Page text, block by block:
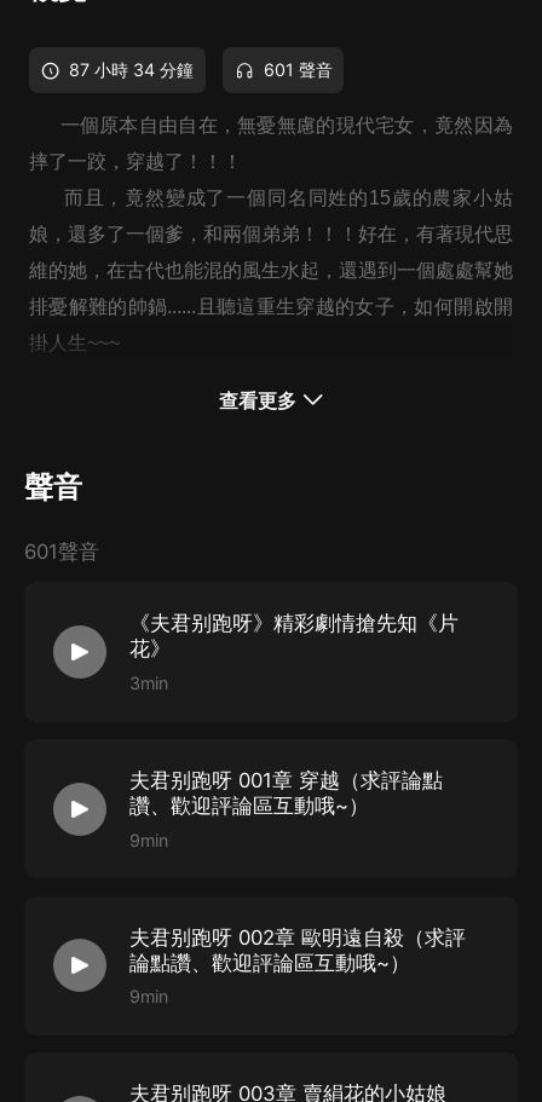
87 小時 34 分鐘 601 聲音
一個原本自由自在，無憂無慮的現代宅女，竟然因為
摔了一跤，穿越了！！！
而且，竟然變成了一個同名同姓的15歲的農家小姑
娘，還多了一個爹，和兩個弟弟！！！好在，有著現代思
維的她，在古代也能混的風生水起，還遇到一個處處幫她
排憂解難的帥鍋......且聽這重生穿越的女子，如何開啟開
掛人生~~~
吃就不吃吧 這個二狗不太二
：瑩子
對軌
：瑩子 搬運者
搬運者 劉宏宇 瑩子
統籌&初審 凡叔
終審 禺靜
查看更多
聲音
601聲音
《夫君别跑呀》精彩劇情搶先知《片
花》
3min
夫君别跑呀 001章 穿越（求評論點
讚、歡迎評論區互動哦~）
9min
夫君别跑呀 002章 歐明遠自殺（求評
論點讚、歡迎評論區互動哦~）
9min
夫君别跑呀 003章 賣絹花的小姑娘